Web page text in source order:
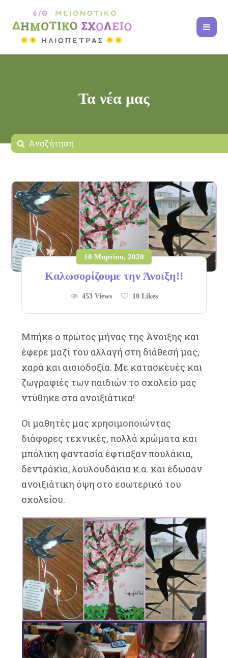
Τα νέα μας
10 Μαρτίου, 2020
Καλωσορίζουμε την Άνοιξη!!
453 Views 10Likes
Μπήκε ο πρώτος μήνας της Άνοιξης και
έφερε μαζί του αλλαγή στη διάθεσή μας,
χαρά και αισιοδοξία. Με κατασκευές και
ζωγραφιές των παιδιών το σχολείο μας
ντύθηκε στα ανοιξιάτικα!
Oι μαθητές μας χρησιμοποιώντας
διάφορες τεχνικές, πολλά χρώματα και
μπόλικη φαντασία έφτιαξαν πουλάκια,
δεντράκια, λουλουδάκια κ.α. και έδωσαν
ανοιξιάτικη όψη στο εσωτερικό του
σχολείου.